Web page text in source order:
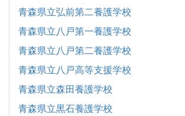
青森県立弘前第二養護学校
青森県立八戸第一養護学校
青森県立八戸第二養護学校
青森県立八戸高等支援学校
青森県立森田養護学校
青森県立黒石養護学校